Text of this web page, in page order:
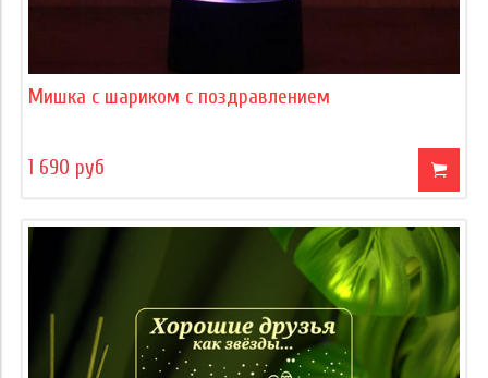
Мишка с шариком с поздравлением
1 690 руб